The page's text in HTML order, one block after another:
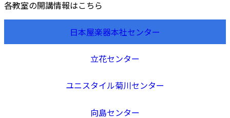
各教室の開講情報はこちら
日本屋楽器本社センター
立花センター
ユニスタイル菊川センター
向島センター